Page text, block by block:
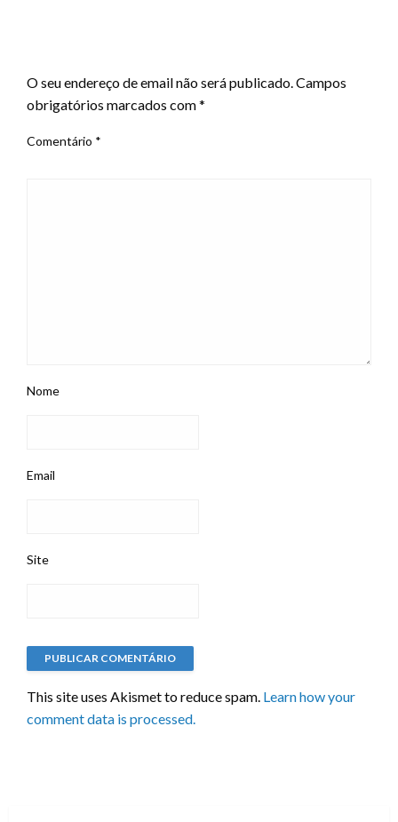
O seu endereço de email não será publicado.Campos
obrigatórios marcados com*
Comentário *
Nome
Email
Site
This site uses Akismet to reduce spam. Learn how your
comment data is processed.